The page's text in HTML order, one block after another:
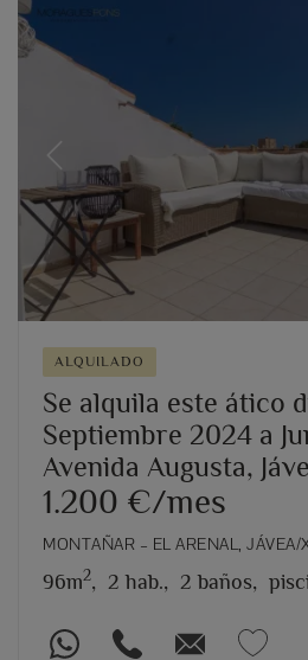
Previous
ALQUILADO
Se alquila este ático
Septiembre 2024 a
Avenida Augusta,
1.200 €/mes
MONTAÑAR – EL ARENAL, JÁVEA/
96m2, 2 hab., 2 baños,